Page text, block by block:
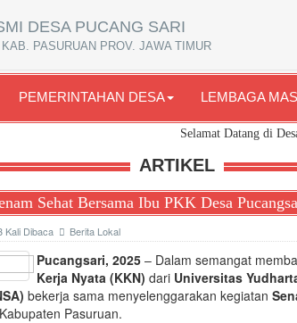
DESA PUCANG SARI
PASURUAN PROV. JAWA TIMUR
PEMERINTAHAN DESA LEMBAGA
Selamat Datang di Desa
ARTIKEL
Sehat Bersama Ibu PKK Desa
Kali Dibaca Berita Lokal
Pucangsari, 2025 – Dalam semangat
Kerja Nyata (KKN) dari Universitas
bekerja sama menyelenggarakan kegiatan
Pasuruan.